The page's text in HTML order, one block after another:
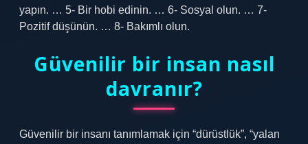
yapın. … 5- Bir hobi edinin. … 6- Sosyal olun. … 7-
Pozitif düşünün. … 8- Bakımlı olun.
Güvenilir bir insan nasıl
davranır?
Güvenilir bir insanı tanımlamak için “dürüstlük”, “yalan